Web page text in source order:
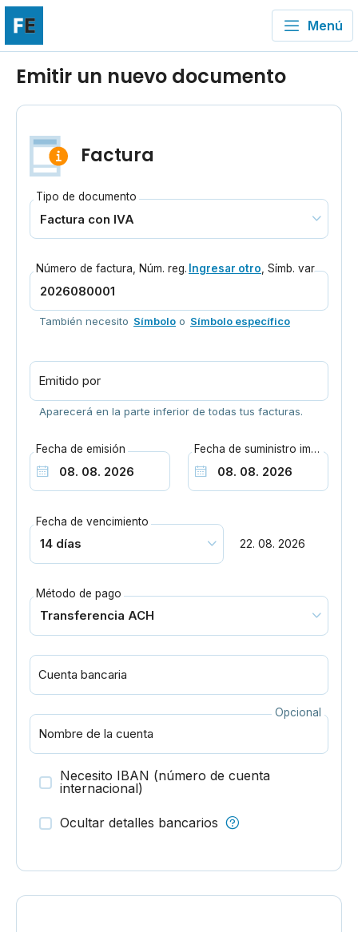
Menú
Emitir un nuevo documento
Factura
Tipo de documento
Número de factura Núm. reg. Ingresar otro Símb. var.
También necesito Símbolo o Símbolo específico
Emitido por
Aparecerá en la parte inferior de todas tus facturas.
Fecha de emisión Fecha de suministro imponible
22. 08. 2026
Fecha de vencimiento
Método de pago
Cuenta bancaria
Nombre de la cuenta
Opcional
Necesito IBAN (número de cuenta
internacional)
Ocultar detalles bancarios